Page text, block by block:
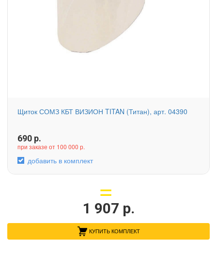
Щиток СОМЗ КБТ ВИЗИОН TITAN (Титан), арт. 04390
690 р.
при заказе от 100 000 р.
добавить в комплект
1 907 р.
КУПИТЬ КОМПЛЕКТ